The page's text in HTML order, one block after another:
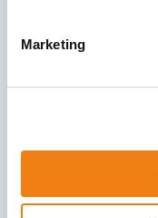
Marketing